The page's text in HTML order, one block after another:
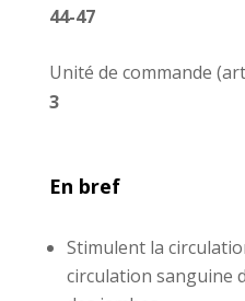
44-47
Unité de commande
3
En bref
Stimulent la
circulation sanguine